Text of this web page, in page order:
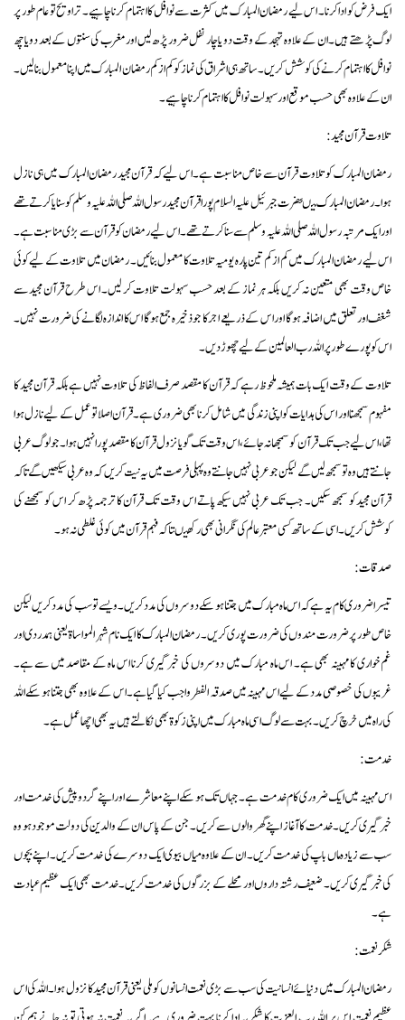
ایک فرض کو ادا کرنا۔ اس لیے رمضان المبارک میں کثرت سے نوافل کا اہتمام کرنا چاہیے۔ تراویح تو عام طور پر
لوگ پڑھتے ہیں۔ ان کے علاوہ تہجد کے وقت دو یا چار نفل ضرور پڑھ لیں اور مغرب کی سنتوں کے بعد دو یا چھ
نوافل کا اہتمام کرنے کی کوشش کریں۔ ساتھ ہی اشراق کی نماز کو کم از کم رمضان المبارک میں اپنا معمول بنا لیں۔
ان کے علاوہ بھی حسب موقع اور سہولت نوافل کا اہتمام کرنا چاہیے۔
تلاوت قرآن مجید:
رمضان المبارک کو تلاوت قرآن سے خاص مناسبت ہے۔ اس لیے کہ قرآن مجید رمضان المبارک میں ہی نازل
ہوا۔ رمضان المبارک میںحضرت جبرئیل علیہ السلام پورا قرآن مجیدرسول اللہ صلی اللہ علیہ و سلم کو سنایا کرتے تھے
اور ایک مرتبہ رسول اللہ صلی اللہ علیہ وسلم سے سنا کرتے تھے۔ اس لیے رمضان کو قرآن سے بڑی مناسبت ہے۔
اس لیے رمضان المبارک میں کم از کم تین پارہ یومیہ تلاوت کا معمول بنائیں۔ رمضان میں تلاوت کے لیے کوئی
خاص وقت بھی متعین نہ کریں بلکہ ہر نماز کے بعد حسب سہولت تلاوت کر لیں۔ اس طرح قرآن مجید سے
شغف اور تعلق میں اضافہ ہوگا اور اس کے ذریعے اجر کا جو ذخیرہ جمع ہوگا اس کا اندازہ لگانے کی ضرورت نہیں۔
اس کو پورے طور پر اللہ رب العالمین کے لیے چھوڑ دیں۔
تلاوت کے وقت ایک بات ہمیشہ ملحوظ رہے کہ قرآن کا مقصد صرف الفاظ کی تلاوت نہیں ہے بلکہ قرآن مجید کا
مفہوم سمجھنا اور اس کی ہدایات کو اپنی زندگی میں شامل کرنا بھی ضروری ہے۔ قرآن اصلا تو عمل کے لیے نازل ہوا
تھا، اس لیے جب تک قرآن کو سمجھا نہ جائے، اس وقت تک گویا نزول قرآن کا مقصد پورا نہیں ہوا۔ جو لوگ عربی
جانتے ہیں وہ تو سمجھ لیں گے لیکن جو عربی نہیں جانتے وہ پہلی فرصت میں یہ نیت کریں کہ وہ عربی سیکھیں گے تاکہ
قرآن مجیدکو سمجھ سکیں۔ جب تک عربی نہیں سیکھ پاتے اس وقت تک قرآن کا ترجمہ پڑھ کر اس کو سمجھنے کی
کوشش کریں۔اسی کے ساتھ کسی معتبر عالم کی نگرانی بھی رکھیںتاکہ فہم قرآن میں کوئی غلطی نہ ہو۔
صدقات:
تیسرا ضروری کام یہ ہے کہ اس ماہ مبارک میں جتنا ہو سکے دوسروں کی مدد کریں۔ ویسے تو سب کی مدد کریں لیکن
خاص طور پر ضرورت مندوں کی ضرورت پوری کریں۔ رمضان المبارک کا ایک نام شہر المواساة یعنی ہمدردی اور
غم خواری کا مہینہ بھی ہے۔ اس ماہ مبارک میں دوسروں کی خبر گیری کرنا اس ماہ کے مقاصد میں سے ہے۔
غریبوں کی خصوصی مدد کے لیے اس مہینہ میں صدقہ الفطر واجب کیا گیا ہے۔ اس کے علاوہ بھی جتنا ہو سکے اللہ
کی راہ میں خرچ کریں۔بہت سے لوگ اسی ماہ مبارک میں اپنی زکوةبھی نکالتے ہیں یہ بھی اچھا عمل ہے۔
خدمت:
اس مہینہ میں ایک ضروری کام خدمت ہے۔جہاں تک ہو سکے اپنے معاشرے اور اپنے گرد وپیش کی خدمت اور
خبر گیری کریں۔خدمت کا آغاز اپنے گھر والوں سے کریں۔ جن کے پاس ان کے والدین کی دولت موجودہو وہ
سب سے زیادہ ماں باپ کی خدمت کریں۔ ان کے علاوہ میاں بیوی ایک دوسرے کی خدمت کریں۔ اپنے بچوں
کی خبر گیری کریں۔ ضعیف رشتہ داروں اور محلے کے بزرگوں کی خدمت کریں۔خدمت بھی ایک عظیم عبادت
ہے۔
شکر نعمت:
رمضان المبارک میں دنیائے انسانیت کی سب سے بڑی نعمت انسانوں کو ملی یعنی قرآن مجید کا نزول ہوا۔اللہ کی اس